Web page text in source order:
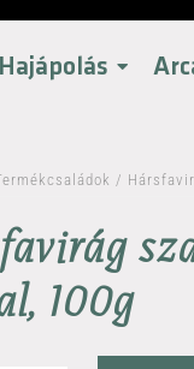
Hajápolás
/
100g